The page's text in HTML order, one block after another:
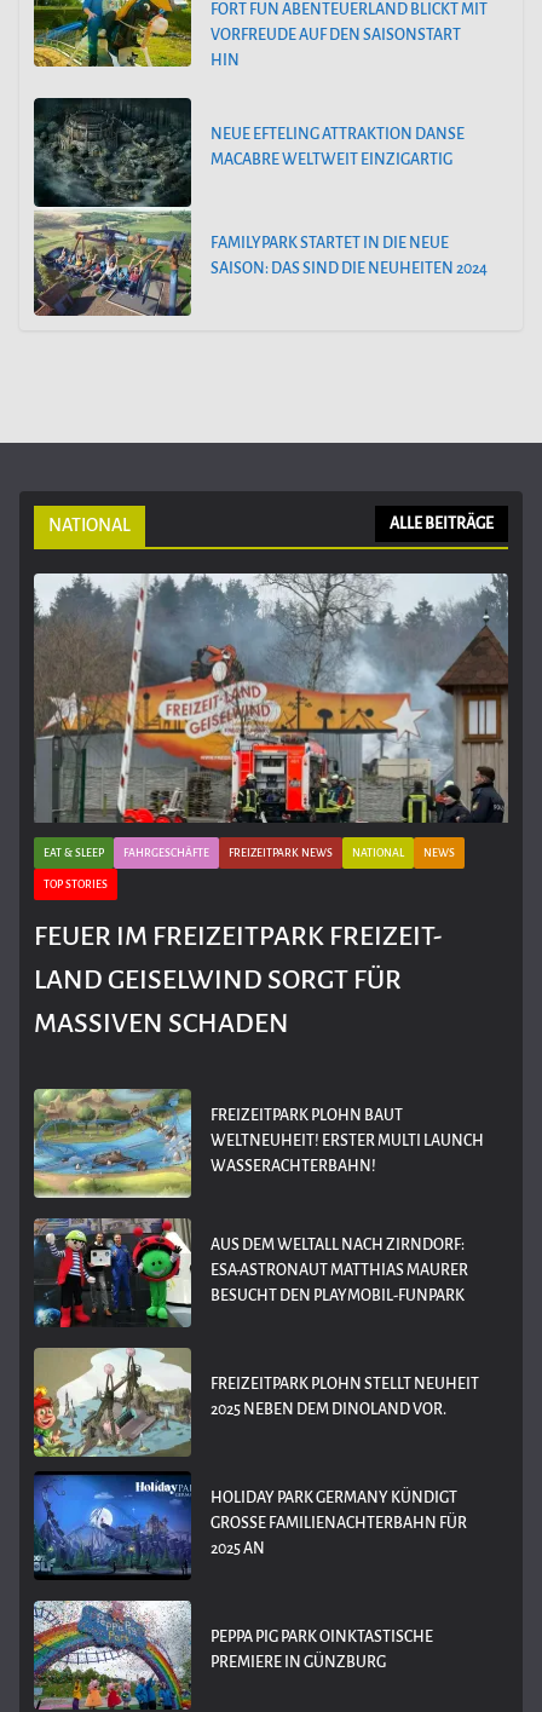
FORT FUN ABENTEUERLAND BLICKT MIT
VORFREUDE AUF DEN SAISONSTART
HIN
NEUE EFTELING ATTRAKTION DANSE
MACABRE WELTWEIT EINZIGARTIG
FAMILYPARK STARTET IN DIE NEUE
SAISON: DAS SIND DIE NEUHEITEN 2024
NATIONAL ALLE BEITRÄGE
EAT & SLEEP FAHRGESCHÄFTE FREIZEITPARK NEWS NATIONAL NEWS
TOP STORIES
FEUER IM FREIZEITPARK FREIZEIT-
LAND GEISELWIND SORGT FÜR
MASSIVEN SCHADEN
FREIZEITPARK PLOHN BAUT
WELTNEUHEIT! ERSTER MULTI LAUNCH
WASSERACHTERBAHN!
AUS DEM WELTALL NACH ZIRNDORF:
ESA-ASTRONAUT MATTHIAS MAURER
BESUCHT DEN PLAYMOBIL-FUNPARK
FREIZEITPARK PLOHN STELLT NEUHEIT
2025 NEBEN DEM DINOLAND VOR.
HOLIDAY PARK GERMANY KÜNDIGT
GROSSE FAMILIENACHTERBAHN FÜR 2
025 AN
PEPPA PIG PARK OINKTASTISCHE
PREMIERE IN GÜNZBURG